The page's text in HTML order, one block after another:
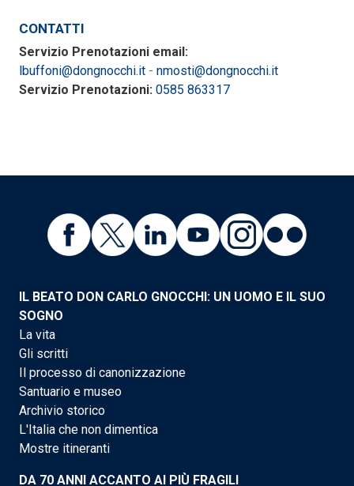
CONTATTI
Servizio Prenotazioni email:
lbuffoni@dongnocchi.it - nmosti@dongnocchi.it
Servizio Prenotazioni: 0585 863317
IL BEATO DON CARLO GNOCCHI: UN UOMO E IL SUO
SOGNO
La vita
Gli scritti
Il processo di canonizzazione
Santuario e museo
Archivio storico
L'Italia che non dimentica
Mostre itineranti
DA 70 ANNI ACCANTO AI PIÙ FRAGILI